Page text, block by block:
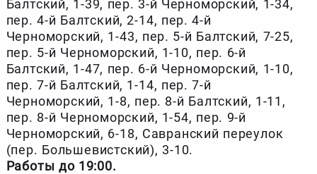
Балтский, 1-39, пер. 3-й Черноморский, 1-34,
пер. 4-й Балтский, 2-14, пер. 4-й
Черноморский, 1-43, пер. 5-й Балтский, 7-25,
пер. 5-й Черноморский, 1-10, пер. 6-й
Балтский, 1-47, пер. 6-й Черноморский, 1-10,
пер. 7-й Балтский, 1-14, пер. 7-й
Черноморский, 1-8, пер. 8-й Балтский, 1-11,
пер. 8-й Черноморский, 1-54, пер. 9-й
Черноморский, 6-18, Савранский переулок
(пер. Большевистский), 3-10.
Работы до 19:00.